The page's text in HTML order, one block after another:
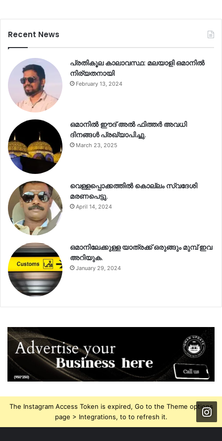
Recent News
പ്രതികൂല കാലാവസ്ഥ: മലയാളി ഒമാനിൽ
നിര്യതനായി
February 13, 2024
ഒമാനിൽ ഈദ് അൽ ഫിത്തർ അവധി
ദിനങ്ങൾ പ്രഖ്യാപിച്ചു.
March 23, 2025
വെള്ളപ്പൊക്കത്തിൽ കൊല്ലം സ്വദേശി
മരണപെട്ടു.
April 14, 2024
ഒമാനിലേക്കുള്ള യാത്രക്ക് ഒരുങ്ങും മുമ്പ് ഇവ
അറിയുക.
January 29, 2024
The Instagram Access Token is expired, Go to the Theme options
page > Integrations, to to refresh it.